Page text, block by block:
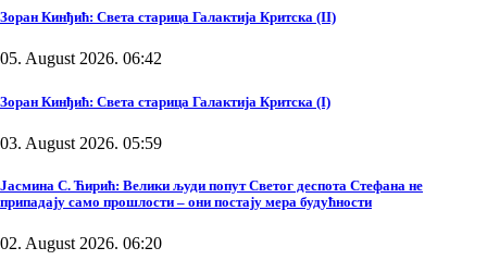
Зоран Кинђић: Света старица Галактија Критска (II)
05. August 2026. 06:42
Зоран Кинђић: Света старица Галактија Критска (I)
03. August 2026. 05:59
Јасмина С. Ћирић: Велики људи попут Светог деспота Стефана не
припадају само прошлости – они постају мера будућности
02. August 2026. 06:20